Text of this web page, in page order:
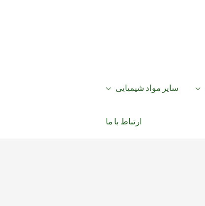
سایر مواد شیمیایی
ارتباط با ما